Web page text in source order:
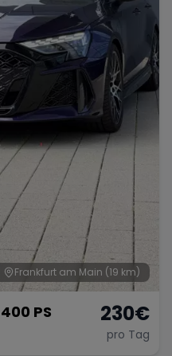
Frankfurt am Main (19 km)
PS 230€
pro Tag